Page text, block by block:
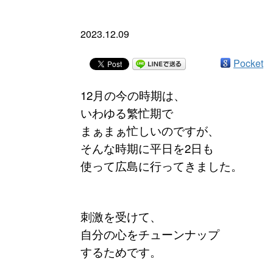
2023.12.09
Pocket
12月の今の時期は、
いわゆる繁忙期で
まぁまぁ忙しいのですが、
そんな時期に平日を2日も
使って広島に行ってきました。
刺激を受けて、
自分の心をチューンナップ
するためです。